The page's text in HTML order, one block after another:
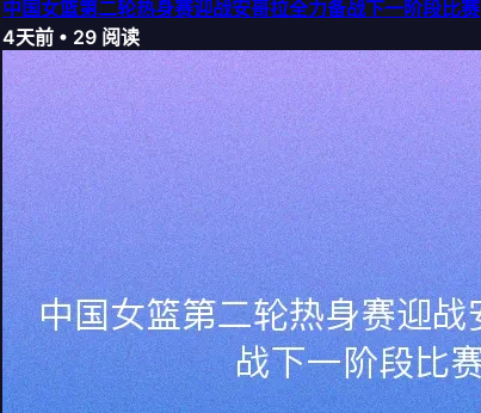
中国女篮第二轮热身赛迎战安哥拉全力备战下一阶段比赛
4天前 • 29 阅读